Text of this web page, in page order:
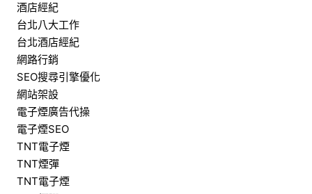
酒店經紀
台北八大工作
台北酒店經紀
網路行銷
SEO搜尋引擎優化
網站架設
電子煙廣告代操
電子煙SEO
TNT電子煙
TNT煙彈
TNT電子煙